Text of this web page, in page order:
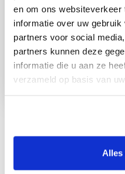
en om ons
informatie over uw
partners voor social
partners kunnen deze
informatie die u aan ze
verzameld op basis van
Alles